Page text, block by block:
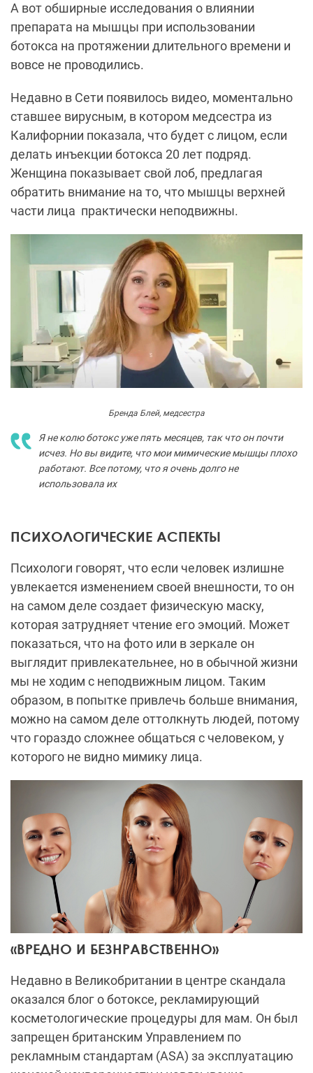
А вот обширные исследования о влиянии
препарата на мышцы при использовании
ботокса на протяжении длительного времени и
вовсе не проводились.
Недавно в Сети появилось видео, моментально
ставшее вирусным, в котором медсестра из
Калифорнии показала, что будет с лицом, если
делать инъекции ботокса 20 лет подряд.
Женщина показывает свой лоб, предлагая
обратить внимание на то, что мышцы верхней
части лица практически неподвижны.
Бренда Блей, медсестра
Я не колю ботокс уже пять месяцев, так что он почти
исчез. Но вы видите, что мои мимические мышцы плохо
работают. Все потому, что я очень долго не
использовала их
ПСИХОЛОГИЧЕСКИЕ АСПЕКТЫ
Психологи говорят, что если человек излишне
увлекается изменением своей внешности, то он
на самом деле создает физическую маску,
которая затрудняет чтение его эмоций. Может
показаться, что на фото или в зеркале он
выглядит привлекательнее, но в обычной жизни
мы не ходим с неподвижным лицом. Таким
образом, в попытке привлечь больше внимания,
можно на самом деле оттолкнуть людей, потому
что гораздо сложнее общаться с человеком, у
которого не видно мимику лица.
«ВРЕДНО И БЕЗНРАВСТВЕННО»
Недавно в Великобритании в центре скандала
оказался блог о ботоксе, рекламирующий
косметологические процедуры для мам. Он был
запрещен британским Управлением по
рекламным стандартам (ASA) за эксплуатацию